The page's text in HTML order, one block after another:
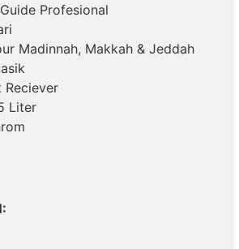
Profesional
Madinnah, Makkah & Jeddah
Reciever
Liter